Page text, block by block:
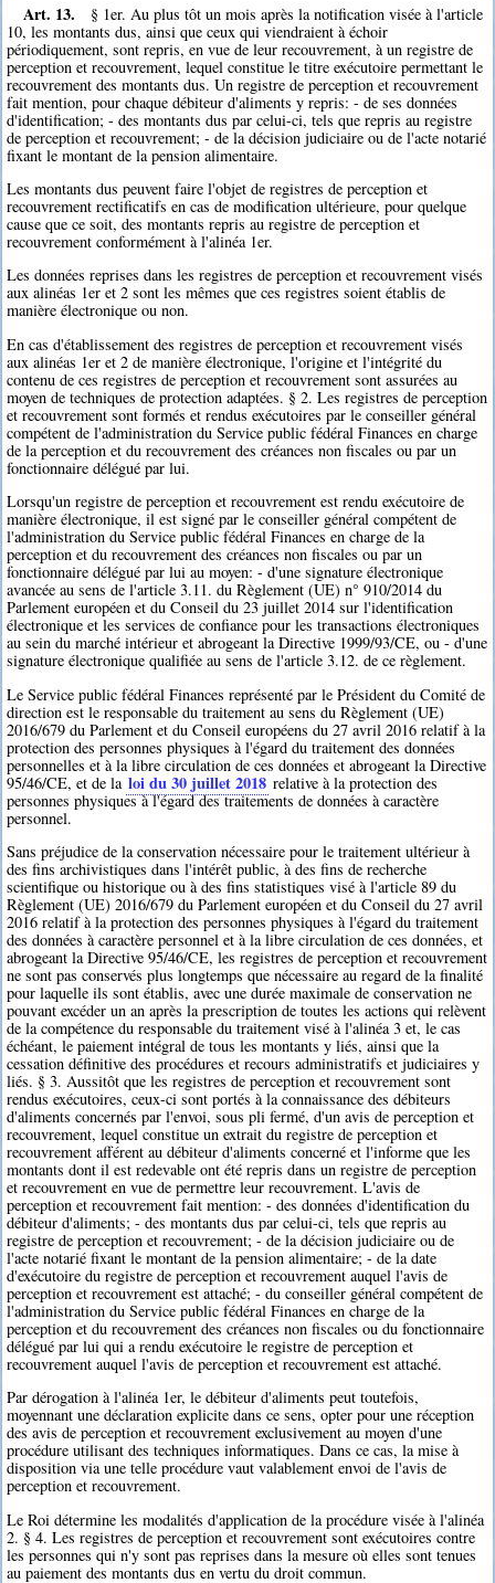
Art. 13.
§ 1er. Au plus tôt un mois après la notification visée à l'article
10, les montants dus, ainsi que ceux qui viendraient à échoir
périodiquement, sont repris, en vue de leur recouvrement, à un registre de
perception et recouvrement, lequel constitue le titre exécutoire permettant le
recouvrement des montants dus. Un registre de perception et recouvrement
fait mention, pour chaque débiteur d'aliments y repris: - de ses données
d'identification; - des montants dus par celui-ci, tels que repris au registre
de perception et recouvrement; - de la décision judiciaire ou de l'acte notarié
fixant le montant de la pension alimentaire.
Les montants dus peuvent faire l'objet de registres de perception et
recouvrement rectificatifs en cas de modification ultérieure, pour quelque
cause que ce soit, des montants repris au registre de perception et
recouvrement conformément à l'alinéa 1er.
Les données reprises dans les registres de perception et recouvrement visés
aux alinéas 1er et 2 sont les mêmes que ces registres soient établis de
manière électronique ou non.
En cas d'établissement des registres de perception et recouvrement visés
aux alinéas 1er et 2 de manière électronique, l'origine et l'intégrité du
contenu de ces registres de perception et recouvrement sont assurées au
moyen de techniques de protection adaptées. § 2. Les registres de perception
et recouvrement sont formés et rendus exécutoires par le conseiller général
compétent de l'administration du Service public fédéral Finances en charge
de la perception et du recouvrement des créances non fiscales ou par un
fonctionnaire délégué par lui.
Lorsqu'un registre de perception et recouvrement est rendu exécutoire de
manière électronique, il est signé par le conseiller général compétent de
l'administration du Service public fédéral Finances en charge de la
perception et du recouvrement des créances non fiscales ou par un
fonctionnaire délégué par lui au moyen: - d'une signature électronique
avancée au sens de l'article 3.11. du Règlement (UE) n° 910/2014 du
Parlement européen et du Conseil du 23 juillet 2014 sur l'identification
électronique et les services de confiance pour les transactions électroniques
au sein du marché intérieur et abrogeant la Directive 1999/93/CE, ou - d'une
signature électronique qualifiée au sens de l'article 3.12. de ce règlement.
Le Service public fédéral Finances représenté par le Président du Comité de
direction est le responsable du traitement au sens du Règlement (UE)
2016/679 du Parlement et du Conseil européens du 27 avril 2016 relatif à la
protection des personnes physiques à l'égard du traitement des données
personnelles et à la libre circulation de ces données et abrogeant la Directive
95/46/CE, et de la loi du 30 juillet 2018 relative à la protection des
personnes physiques à l'égard des traitements de données à caractère
personnel.
Sans préjudice de la conservation nécessaire pour le traitement ultérieur à
des fins archivistiques dans l'intérêt public, à des fins de recherche
scientifique ou historique ou à des fins statistiques visé à l'article 89 du
Règlement (UE) 2016/679 du Parlement européen et du Conseil du 27 avril
2016 relatif à la protection des personnes physiques à l'égard du traitement
des données à caractère personnel et à la libre circulation de ces données, et
abrogeant la Directive 95/46/CE, les registres de perception et recouvrement
ne sont pas conservés plus longtemps que nécessaire au regard de la finalité
pour laquelle ils sont établis, avec une durée maximale de conservation ne
pouvant excéder un an après la prescription de toutes les actions qui relèvent
de la compétence du responsable du traitement visé à l'alinéa 3 et, le cas
échéant, le paiement intégral de tous les montants y liés, ainsi que la
cessation définitive des procédures et recours administratifs et judiciaires y
liés. § 3. Aussitôt que les registres de perception et recouvrement sont
rendus exécutoires, ceux-ci sont portés à la connaissance des débiteurs
d'aliments concernés par l'envoi, sous pli fermé, d'un avis de perception et
recouvrement, lequel constitue un extrait du registre de perception et
recouvrement afférent au débiteur d'aliments concerné et l'informe que les
montants dont il est redevable ont été repris dans un registre de perception
et recouvrement en vue de permettre leur recouvrement. L'avis de
perception et recouvrement fait mention: - des données d'identification du
débiteur d'aliments; - des montants dus par celui-ci, tels que repris au
registre de perception et recouvrement; - de la décision judiciaire ou de
l'acte notarié fixant le montant de la pension alimentaire; - de la date
d'exécutoire du registre de perception et recouvrement auquel l'avis de
perception et recouvrement est attaché; - du conseiller général compétent de
l'administration du Service public fédéral Finances en charge de la
perception et du recouvrement des créances non fiscales ou du fonctionnaire
délégué par lui qui a rendu exécutoire le registre de perception et
recouvrement auquel l'avis de perception et recouvrement est attaché.
Par dérogation à l'alinéa 1er, le débiteur d'aliments peut toutefois,
moyennant une déclaration explicite dans ce sens, opter pour une réception
des avis de perception et recouvrement exclusivement au moyen d'une
procédure utilisant des techniques informatiques. Dans ce cas, la mise à
disposition via une telle procédure vaut valablement envoi de l'avis de
perception et recouvrement.
Le Roi détermine les modalités d'application de la procédure visée à l'alinéa
2. § 4. Les registres de perception et recouvrement sont exécutoires contre
les personnes qui n'y sont pas reprises dans la mesure où elles sont tenues
au paiement des montants dus en vertu du droit commun.